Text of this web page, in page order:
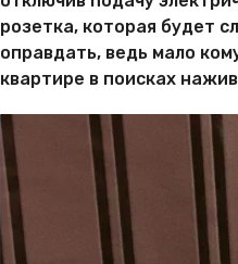
розетка, которая будет
оправдать, ведь мало
квартире в поисках